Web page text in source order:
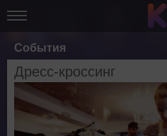
События
Дресс-кроссинг